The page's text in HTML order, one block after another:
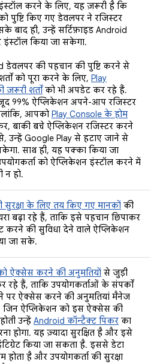
करने के लिए, यह ज़रूरी है कि
पुष्टि किए गए डेवलपर ने रजिस्टर
बाद ही, उन्हें सर्टिफ़ाइड Android
इंस्टॉल किया जा सकेगा.
डेवलपर की पहचान की पुष्टि करने से
को पूरा करने के लिए, Play
ज़रूरी शर्तोंको भी अपडेट कर रहे हैं.
99% ऐप्लिकेशन अपने-आप रजिस्टर
आपको Play Console के होम
बाकी बचे ऐप्लिकेशन रजिस्टर करने
उन्हें Google Play से हटाए जाने से
साथ ही, यह पक्का किया जा
को ऐप्लिकेशन इंस्टॉल करने में
न हो.
सुरक्षा के लिए तय किए गए मानकों की
बढ़ा रहे हैं, ताकि इसे पहचान छिपाकर
करने की सुविधा देने वाले ऐप्लिकेशन
जा सके.
ऐक्सेस करने की अनुमतियों से जुड़ी
रहे हैं, ताकि उपयोगकर्ताओं के संपर्कों
पर ऐक्सेस करने की अनुमतियां मैनेज
ऐप्लिकेशन को इस ऐक्सेस की
उन्हें Android कॉन्टैक्ट पिकर का
होगा. यह ज़्यादा सुरक्षित है और इसे
किया जा सकता है. इससे डेटा
है और उपयोगकर्ता की सुरक्षा